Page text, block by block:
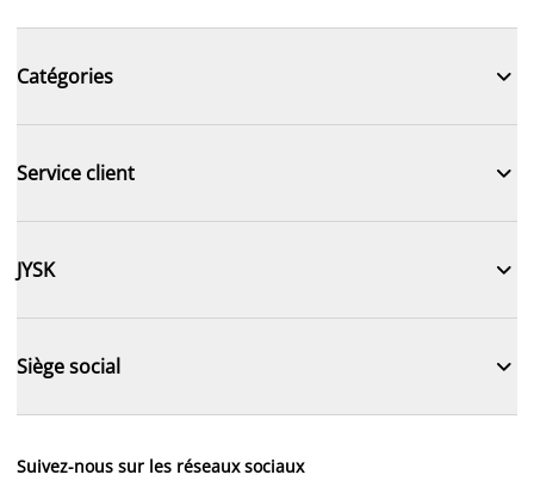
Catégories 
Service client 
JYSK 
Siège social 
Suivez-nous sur les réseaux sociaux